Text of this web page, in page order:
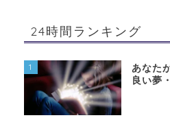
24時間ランキング
1
あなた
良い夢